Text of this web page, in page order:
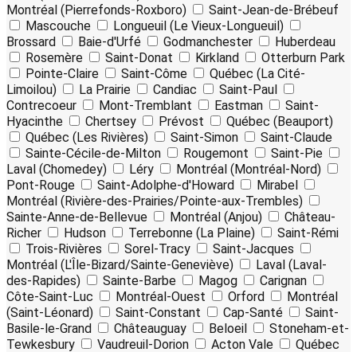
Montréal (Pierrefonds-Roxboro)
Saint-Jean-de-Brébeuf
Mascouche
Longueuil (Le Vieux-Longueuil)
Brossard
Baie-d'Urfé Godmanchester
Huberdeau
Rosemère
Saint-Donat Kirkland
Otterburn Park
Pointe-Claire
Saint-Côme
Québec (La Cité-
Limoilou)
La Prairie Candiac
Saint-Paul
Contrecoeur
Mont-Tremblant Eastman
Saint-
Hyacinthe
Chertsey Prévost
Québec (Beauport)
Québec (Les Rivières)
Saint-Simon
Saint-Claude
Sainte-Cécile-de-Milton
Rougemont
Saint-Pie
Laval (Chomedey)
Léry
Montréal (Montréal-Nord)
Pont-Rouge
Saint-Adolphe-d'Howard
Mirabel
Montréal (Rivière-des-Prairies/Pointe-aux-Trembles)
Sainte-Anne-de-Bellevue
Montréal (Anjou)
Château-
Richer
Hudson Terrebonne (La Plaine)
Saint-Rémi
Trois-Rivières
Sorel-Tracy
Saint-Jacques
Montréal (L'Île-Bizard/Sainte-Geneviève)
Laval (Laval-
des-Rapides)
Sainte-Barbe Magog
Carignan
Côte-Saint-Luc
Montréal-Ouest Orford
Montréal
(Saint-Léonard)
Saint-Constant Cap-Santé
Saint-
Basile-le-Grand
Châteauguay Beloeil
Stoneham-et-
Tewkesbury
Vaudreuil-Dorion Acton Vale
Québec